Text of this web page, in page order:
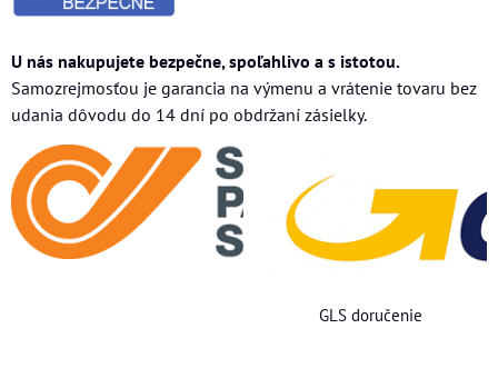
U nás nakupujete bezpečne, spoľahlivo a s istotou.
Samozrejmosťou je garancia na výmenu a vrátenie tovaru bez
udania dôvodu do 14 dní po obdržaní zásielky.
GLS doručenie